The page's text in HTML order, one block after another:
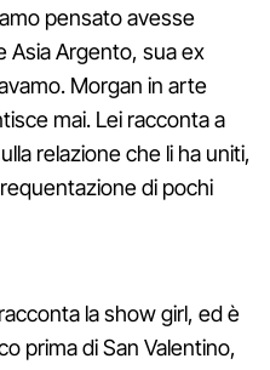
pensato avesse
Asia Argento, sua ex
Morgan in arte
mai. Lei racconta a
relazione che li ha uniti,
di pochi
la show girl, ed è
prima di San Valentino,